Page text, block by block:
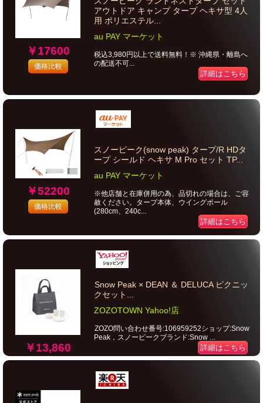
￥17600
価格比較
アウトドア キャンプ タープ ヘキサ型 4人
用 ポリエステル...
au PAY マーケット
税込3,980円以上で送料無料！※ 沖縄県・離島へ
の配送不可...
詳細はこちら
￥52200
価格比較
スノーピーク(snow peak) タープ/R HDタ
ープ シールド ヘキサ M Pro セット TP...
au PAY マーケット
※他店舗と在庫併用の為、品切れの場合は、ご容
赦ください。タープ本体、ウイングポール
(280cm、240c...
詳細はこちら
￥13,860
Snow Peak × DEAN ＆ DELUCA ピクニッ
クセット...
ZOZOTOWN Yahoo!店
ZOZO問い合わせ番号:106959252ショップ:Snow
Peak，スノーピークブランド:Snow ...
詳細はこちら